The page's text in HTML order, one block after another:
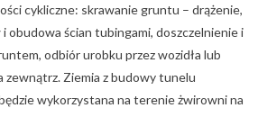
cykliczne: skrawanie gruntu – drążenie,
obudowa ścian tubingami, doszczelnienie i
odbiór urobku przez wozidła lub
zewnątrz. Ziemia z budowy tunelu
wykorzystana na terenie żwirowni na